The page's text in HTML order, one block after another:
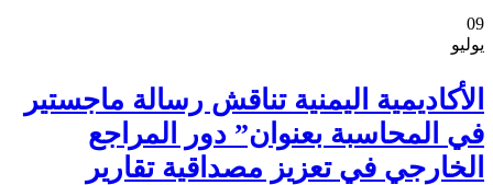
09
يوليو
الأكاديمية اليمنية تناقش رسالة ماجستير
في المحاسبة بعنوان” دور المراجع
الخارجي في تعزيز مصداقية تقارير